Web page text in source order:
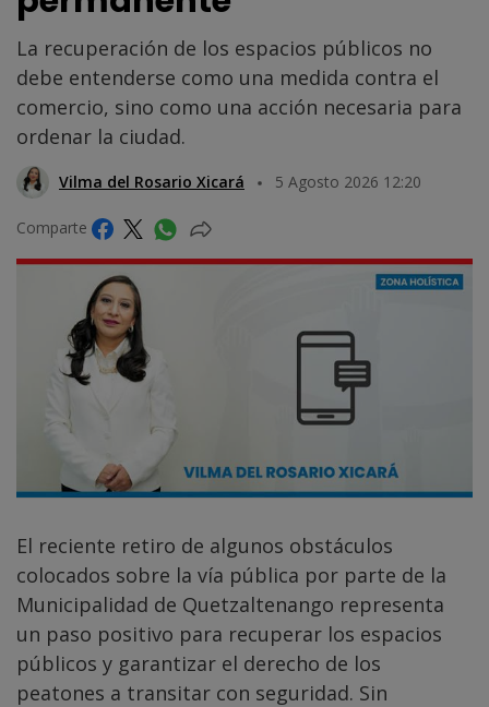
La recuperación de los espacios públicos no
debe entenderse como una medida contra el
comercio, sino como una acción necesaria para
ordenar la ciudad.
Vilma del Rosario Xicará 5 Agosto 2026 12:20
Comparte
El reciente retiro de algunos obstáculos
colocados sobre la vía pública por parte de la
Municipalidad de Quetzaltenango representa
un paso positivo para recuperar los espacios
públicos y garantizar el derecho de los
peatones a transitar con seguridad. Sin